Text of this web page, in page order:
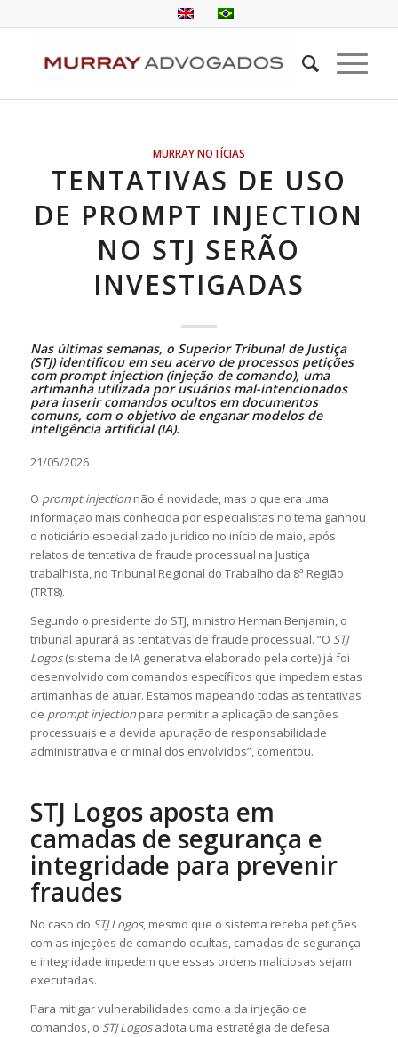
MURRAY NOTÍCIAS
TENTATIVAS DE USO
DE PROMPT INJECTION
NO STJ SERÃO
INVESTIGADAS
Nas últimas semanas, o Superior Tribunal de Justiça
(STJ) identificou em seu acervo de processos petições
com prompt injection (injeção de comando), uma
artimanha utilizada por usuários mal-intencionados
para inserir comandos ocultos em documentos
comuns, com o objetivo de enganar modelos de
inteligência artificial (IA).
21/05/2026
O prompt injectionnão é novidade, mas o que era uma
informação mais conhecida por especialistas no tema ganhou
o noticiário especializado jurídico no início de maio, após
relatos de tentativa de fraude processual na Justiça
trabalhista, no Tribunal Regional do Trabalho da 8ª Região
(TRT8).
Segundo o presidente do STJ, ministro Herman Benjamin, o
tribunal apurará as tentativas de fraude processual. “O STJ
Logos(sistema de IA generativa elaborado pela corte) já foi
desenvolvido com comandos específicos que impedem estas
artimanhas de atuar. Estamos mapeando todas as tentativas
de prompt injectionpara permitir a aplicação de sanções
processuais e a devida apuração de responsabilidade
administrativa e criminal dos envolvidos”, comentou.
STJ Logos aposta em
camadas de segurança e
integridade para prevenir
fraudes
No caso do STJ Logos, mesmo que o sistema receba petições
com as injeções de comando ocultas, camadas de segurança
e integridade impedem que essas ordens maliciosas sejam
executadas.
Para mitigar vulnerabilidades como a da injeção de
comandos, o STJ Logosadota uma estratégia de defesa